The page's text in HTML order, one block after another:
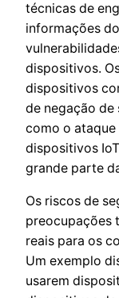
técnicas de
informações
dispositivos.
dispositivos
de negação de
como o ataque
dispositivos
grande parte
Os riscos de
preocupações
reais para os
Um exemplo
usarem